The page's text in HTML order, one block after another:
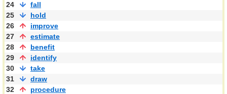
24
fall
25
hold
26
improve
27
estimate
28
benefit
29
identify
30
take
31
draw
32
procedure